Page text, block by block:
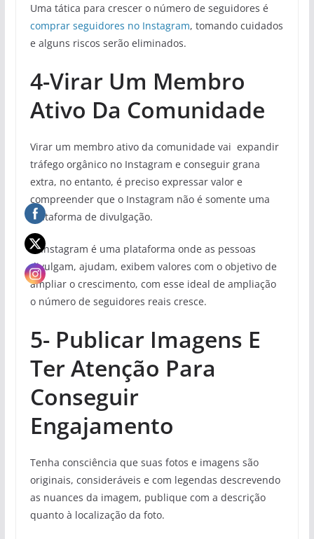
Uma tática para crescer o número de seguidores é
comprar seguidores no Instagram, tomando cuidados
e alguns riscos serão eliminados.
4-Virar Um Membro
Ativo Da Comunidade
Virar um membro ativo da comunidade vai expandir
tráfego orgânico no Instagram e conseguir grana
extra, no entanto, é preciso expressar valor e
compreender que o Instagram não é somente uma
plataforma de divulgação.
O Instagram é uma plataforma onde as pessoas
divulgam, ajudam, exibem valores com o objetivo de
ampliar o crescimento, com esse ideal de ampliação
o número de seguidores reais cresce.
5- Publicar Imagens E
Ter Atenção Para
Conseguir
Engajamento
Tenha consciência que suas fotos e imagens são
originais, consideráveis e com legendas descrevendo
as nuances da imagem, publique com a descrição
quanto à localização da foto.